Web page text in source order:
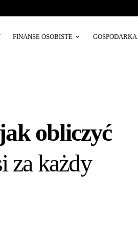
FINANSE OSOBISTE GOSPODARKA
obliczyć
za każdy